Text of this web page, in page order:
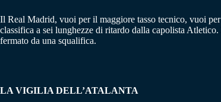
Il Real Madrid, vuoi per il maggiore tasso tecnico, vuoi
classifica a sei lunghezze di ritardo dalla capolista
fermato da una squalifica.
LA VIGILIA DELL’ATALANTA